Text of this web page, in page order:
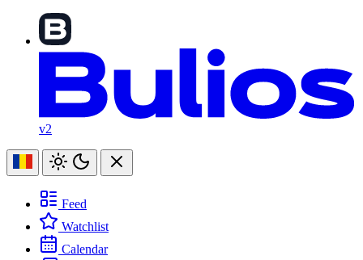
v2
Feed
Watchlist
Calendar